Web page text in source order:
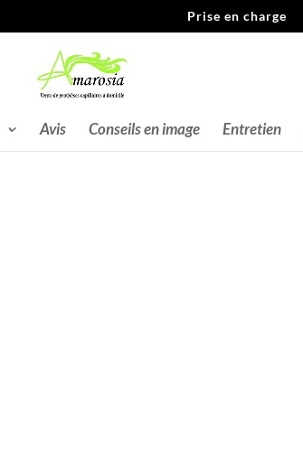
Prise en charge
Avis Conseils en image Entretien